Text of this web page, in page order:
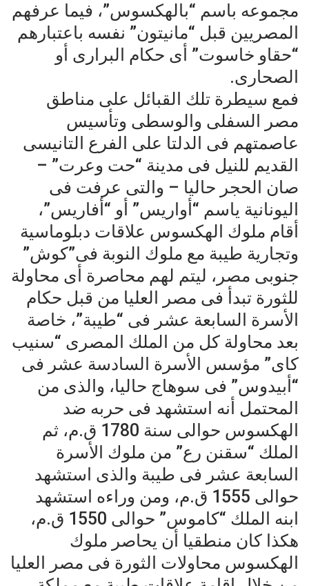
مجموعه باسم “بالهكسوس”، فيما عرفهم
المصريين قبل “مانيتون” نفسه باعتبارهم
“حقاو خاسوت” أى حكام البرارى أو
الصحارى.
فمع سيطرة تلك القبائل على مناطق
مصر السفلى والوسطى وتأسيس
عاصمتهم فى الدلتا على الفرع التانيسى
القديم للنيل فى مدينة “حت وعرت” –
صان الحجر حاليا – والتى عرفت فى
اليونانية ياسم “أواريس” أو “أفاريس”،
أقام ملوك الهكسوس علاقات دبلوماسية
وتجارية طيبة مع ملوك النوبة فى”كوش”
جنوبى مصر، ليتم لهم محاصرة أى محاولة
للثورة تبدأ فى مصر العليا من قبل حكام
الأسرة السابعة عشر فى “طيبة”، خاصة
بعد محاولة كل من الملك المصرى “سنيب
كاى” مؤسس الأسرة السادسة عشر فى
“أبيدوس” فى سوهاج حاليا، والذى من
المحتمل أنه استشهد فى حربه ضد
الهكسوس حوالى سنة 1780 ق.م، ثم
الملك “سقنن رع” من ملوك الأسرة
السابعة عشر فى طيبة والذى استشهد
حوالى 1555 ق.م، ومن وراءه استشهد
ابنه الملك “كاموس” حوالى 1550 ق.م،
هكذا كان منطقيا أن يحاصر ملوك
الهكسوس محاولات الثورة فى مصر العليا